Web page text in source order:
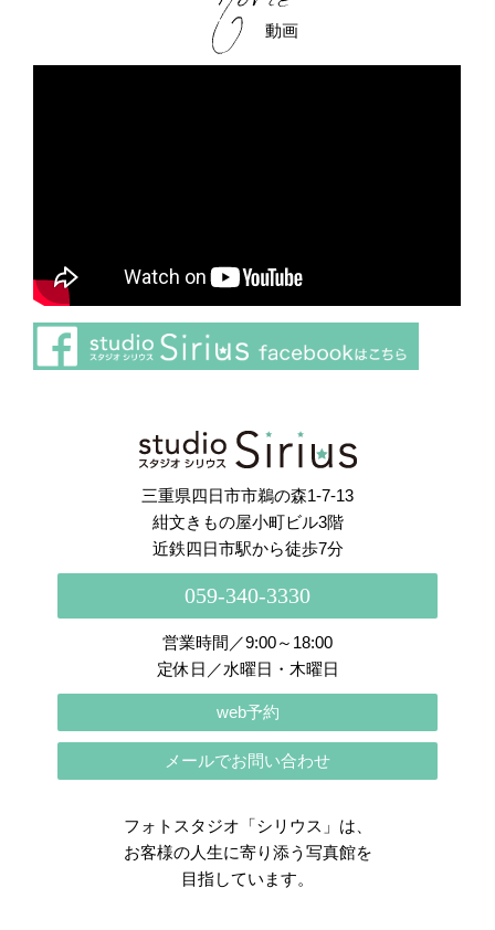
Instagram でフォロー
動画
三重県四日市市鵜の森1-7-13
紺文きもの屋小町ビル3階
近鉄四日市駅から徒歩7分
059-340-3330
営業時間／9:00～18:00
定休日／水曜日・木曜日
web予約
メールでお問い合わせ
フォトスタジオ「シリウス」は、
お客様の人生に寄り添う写真館を
目指しています。